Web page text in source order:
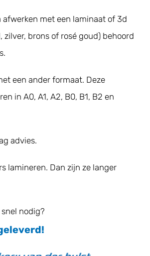
Contact
afwerken met een laminaat of 3d
zilver, brons of rosé goud) behoord
een ander formaat. Deze
in A0, A1, A2, B0, B1, B2 en
advies.
lamineren. Dan zijn ze langer
nodig?